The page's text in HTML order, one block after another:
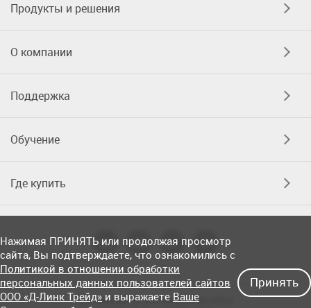
Продукты и решения
О компании
Поддержка
Обучение
Где купить
Соглашение об использовании сайта
Нажимая ПРИНЯТЬ или продолжая просмотр
сайта, Вы подтверждаете, что ознакомились с
Политикой в отношении обработки
персональных данных пользователей сайтов
ООО «Д-Линк Трейд» и выражаете Ваше
Принять